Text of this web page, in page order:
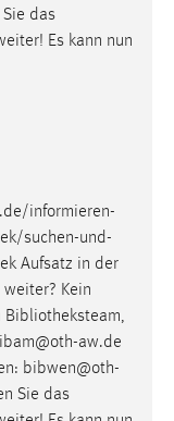
das
Es kann nun
informieren-
suchen-und-
Aufsatz in der
Kein
Bibliotheksteam,
aw.de
bibwen@oth-
Sie das